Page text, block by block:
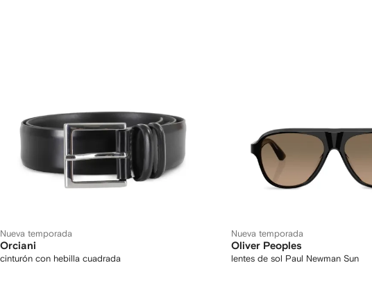
Nueva temporada
Orciani
cinturón con hebilla cuadrada
Nueva temporada
Oliver Peoples
lentes de sol Paul Newman Sun